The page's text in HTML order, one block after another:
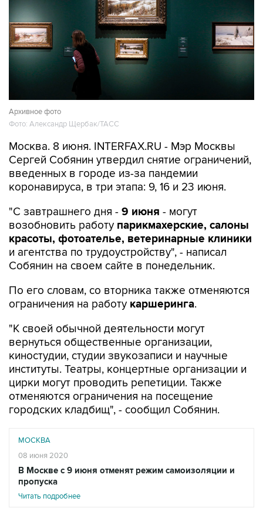
Архивное фото
Фото: Александр Щербак/ТАСС
Москва. 8 июня. INTERFAX.RU - Мэр Москвы
Сергей Собянин утвердил снятие ограничений,
введенных в городе из-за пандемии
коронавируса, в три этапа: 9, 16 и 23 июня.
"С завтрашнего дня - 9 июня - могут
возобновить работу парикмахерские, салоны
красоты, фотоателье, ветеринарные клиники
и агентства по трудоустройству", - написал
Собянин на своем сайте в понедельник.
По его словам, со вторника также отменяются
ограничения на работу каршеринга.
"К своей обычной деятельности могут
вернуться общественные организации,
киностудии, студии звукозаписи и научные
институты. Театры, концертные организации и
цирки могут проводить репетиции. Также
отменяются ограничения на посещение
городских кладбищ", - сообщил Собянин.
МОСКВА
08 июня 2020
В Москве с 9 июня отменят режим самоизоляции и
пропуска
Читать подробнее